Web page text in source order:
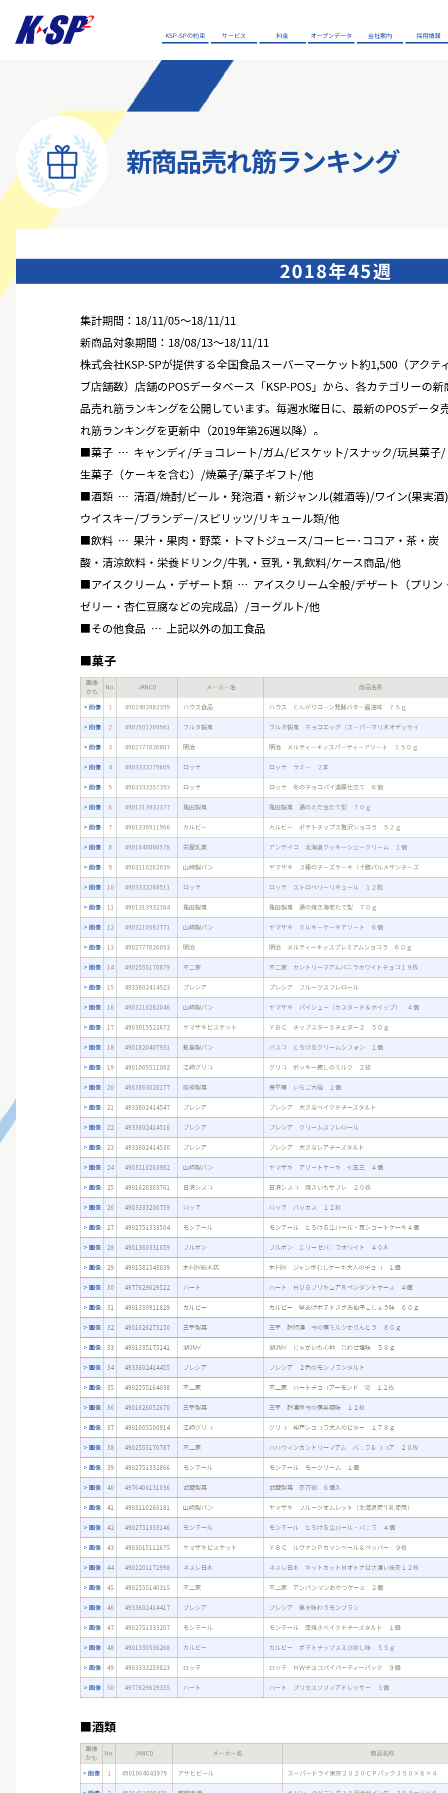
KSP-SPの約束 サービス 料金 オープンデータ 会社案内 採用情報
新商品売れ筋ランキング
2018年45週
集計期間：18/11/05～18/11/11
新商品対象期間：18/08/13～18/11/11
株式会社KSP-SPが提供する全国食品スーパーマーケット約1,500（アクテ
ブ店舗数）店舗のPOSデータベース「KSP-POS」から、各カテゴリーの新
品売れ筋ランキングを公開しています。毎週水曜日に、最新のPOSデータ
れ筋ランキングを更新中（2019年第26週以降）。
■菓子 … キャンディ/チョコレート/ガム/ビスケット/スナック/玩具菓子/
生菓子（ケーキを含む）/焼菓子/菓子ギフト/他
■酒類 … 清酒/焼酎/ビール・発泡酒・新ジャンル(雑酒等)/ワイン(果実
ウイスキー/ブランデー/スピリッツ/リキュール類/他
■飲料 … 果汁・果肉・野菜・トマトジュース/コーヒー･ココア・茶・炭
酸・清涼飲料・栄養ドリンク/牛乳・豆乳・乳飲料/ケース商品/他
■アイスクリーム・デザート類 … アイスクリーム全般/デザート（プリン
ゼリー・杏仁豆腐などの完成品）/ヨーグルト/他
■その他食品 … 上記以外の加工食品
■菓子
画像
かも
No. JANCD メーカー名 商品名称
画像 1 4902402882399 ハウス食品 ハウス とんがりコーン発酵バター醤油味 ７５ｇ
画像 2 4902501209561 フルタ製菓 フルタ製菓 チョコエッグ（スーパーマリオオデッセイ
画像 3 4902777030807 明治 明治 メルティーキッスパーティーアソート １５０ｇ
画像 4 4903333279609 ロッテ ロッテ ラミー ２本
画像 5 4903333257393 ロッテ ロッテ 冬のチョコパイ濃厚仕立て ６個
画像 6 4901313932377 亀田製菓 亀田製菓 通のえだ豆たて型 ７０ｇ
画像 7 4901330911966 カルビー カルビー ポテトチップス贅沢ショコラ ５２ｇ
画像 8 4901840880578 栄屋乳業 アンデイコ 北海道クッキーシュークリーム １個
画像 9 4903110262039 山崎製パン ヤマザキ ３種のチ－ズケ－キ（十勝パルメザンチ－ズ
画像 10 4903333268511 ロッテ ロッテ ストロベリーリキュール １２粒
画像 11 4901313932384 亀田製菓 亀田製菓 通の焼き海老たて型 ７０ｇ
画像 12 4903110562771 山崎製パン ヤマザキ ミルキ－ケ－キアソ－ト ６個
画像 13 4902777026053 明治 明治 メルティーキッスプレミアムショコラ ６０ｇ
画像 14 4902555170879 不二家 不二家 カントリーマアムバニラホワイトチョコ１９枚
画像 15 4933602414523 プレシア プレシア フルーツスフレロール
画像 16 4903110262046 山崎製パン ヤマザキ パイシュ－（カスタ－ド＆ホイップ） ４個
画像 17 4903015522672 ヤマザキビスケット ＹＢＣ チップスターＳチェダー２ ５０ｇ
画像 18 4901820407931 敷島製パン パスコ とろけるクリームシフォン １個
画像 19 4901005511002 江崎グリコ グリコ ポッキー癒しのミルク ２袋
画像 20 4963863028177 阪神製菓 泰平庵 いちご大福 １個
画像 21 4933602414547 プレシア プレシア 大きなベイクドチーズタルト
画像 22 4933602414516 プレシア プレシア クリームスフレロール
画像 23 4933602414530 プレシア プレシア 大きなレアチーズタルト
画像 24 4903110263982 山崎製パン ヤマザキ アソ－トケ－キ 七五三 ４個
画像 25 4901620303761 日清シスコ 日清シスコ 焼きいもサブレ ２０枚
画像 26 4903333206759 ロッテ ロッテ バッカス １２粒
画像 27 4902751333504 モンテール モンテール とろける生ロール・苺ショートケーキ４個
画像 28 4901360331659 ブルボン ブルボン エリーゼバニラホワイト ４０本
画像 29 4901581543039 木村屋総本店 木村屋 ジャンボむしケーキ大人のチョコ １個
画像 30 4977629629522 ハート ハート ＨＵＧプリキュアＲペンダントケース ４個
画像 31 4901330911829 カルビー カルビー 堅あげポテトきざみ柚子こしょう味 ６０ｇ
画像 32 4901626273150 三幸製菓 三幸 超特濃 雪の宿ミルクかりんとう ８０ｇ
画像 33 4901335175141 湖池屋 湖池屋 じゃがいも心地 合わせ塩味 ５８ｇ
画像 34 4933602414455 プレシア プレシア ２色のモンブランタルト
画像 35 4902555164038 不二家 不二家 ハートチョコアーモンド 袋 １２枚
画像 36 4901626052670 三幸製菓 三幸 超濃厚雪の宿黒糖味 １２枚
画像 37 4901005500914 江崎グリコ グリコ 神戸ショコラ大人のビター １７８ｇ
画像 38 4902555170787 不二家 ハロウィンカントリーマアム バニラ＆ココア ２０枚
画像 39 4902751332866 モンテール モンテール モークリーム １個
画像 40 4976406131036 武蔵製菓 武蔵製菓 茶万頭 ６個入
画像 41 4903110266181 山崎製パン ヤマザキ フル－ツオムレット（北海道産牛乳使用）
画像 42 4902751333146 モンテール モンテール とろける生ロール・バニラ ４個
画像 43 4903015112675 ヤマザキビスケット ＹＢＣ ルヴァンＰカマンベール＆ペッパー ９枚
画像 44 4902201172998 ネスレ日本 ネスレ日本 キットカットＭオトナ甘さ濃い抹茶１２枚
画像 45 4902555140315 不二家 不二家 アンパンマンおやつケース ２個
画像 46 4933602414417 プレシア プレシア 栗を味わうモンブラン
画像 47 4902751333207 モンテール モンテール 窯焼きベイクドチーズタルト １個
画像 48 4901330536268 カルビー カルビー ポテトチップスえびめし味 ５５ｇ
画像 49 4903333259823 ロッテ ロッテ ＨＷチョコパイパーティーパック ９個
画像 50 4977629629355 ハート ハート プリセスソフィアドレッサー ３個
■酒類
画像
かも
No. JANCD メーカー名 商品名称
画像 1 4901004043979 アサヒビール スーパードライ東京２０２０ＣＰパック３５０×６×４